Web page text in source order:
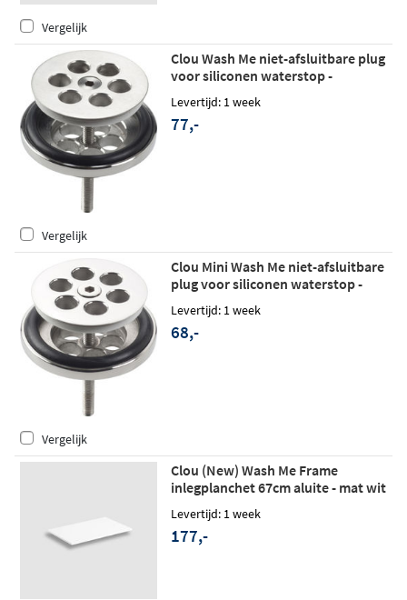
Vergelijk
Clou Wash Me niet-afsluitbare plug
voor siliconen waterstop -
geborsteld RVS
Levertijd: 1 week
77,-
Vergelijk
Clou Mini Wash Me niet-afsluitbare
plug voor siliconen waterstop -
Levertijd: 1 week
68,-
Vergelijk
Clou (New) Wash Me Frame
inlegplanchet 67cm aluite - mat wit
Levertijd: 1 week
177,-